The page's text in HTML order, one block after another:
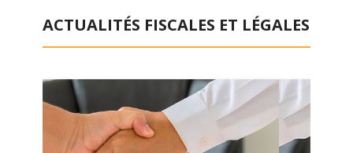
ACTUALITÉS FISCALES ET LÉGALES